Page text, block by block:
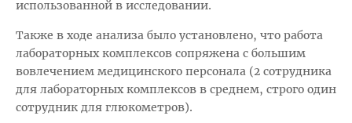
использованной в исследовании.
Также в ходе анализа было установлено, что работа
лабораторных комплексов сопряжена с большим
вовлечением медицинского персонала (2 сотрудника
для лабораторных комплексов в среднем, строго один
сотрудник для глюкометров).